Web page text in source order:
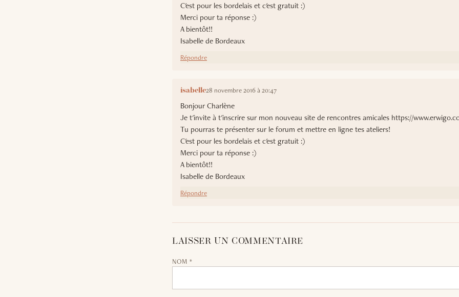
C'est pour les bordelais et c'est gratuit :)
Merci pour ta réponse :)
A bientôt!!
Isabelle de Bordeaux
Répondre
isabelle28 novembre 2016 à 20:47
Bonjour Charlène
Je t'invite à t'inscrire sur mon nouveau site de rencontres amicales https://
Tu pourras te présenter sur le forum et mettre en ligne tes ateliers!
C'est pour les bordelais et c'est gratuit :)
Merci pour ta réponse :)
A bientôt!!
Isabelle de Bordeaux
Répondre
LAISSER UN COMMENTAIRE
NOM *